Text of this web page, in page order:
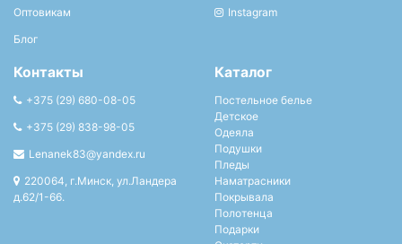
Оптовикам
Блог
Instagram
Контакты
+375 (29) 680-08-05
+375 (29) 838-98-05
Lenanek83@yandex.ru
220064, г.Минск, ул.Ландера
д.62/1-66.
Каталог
Постельное белье
Детское
Одеяла
Подушки
Пледы
Наматрасники
Покрывала
Полотенца
Подарки